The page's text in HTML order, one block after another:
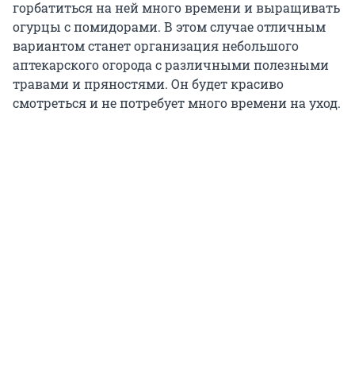
горбатиться на ней много времени и выращивать
огурцы с помидорами. В этом случае отличным
вариантом станет организация небольшого
аптекарского огорода с различными полезными
травами и пряностями. Он будет красиво
смотреться и не потребует много времени на уход.